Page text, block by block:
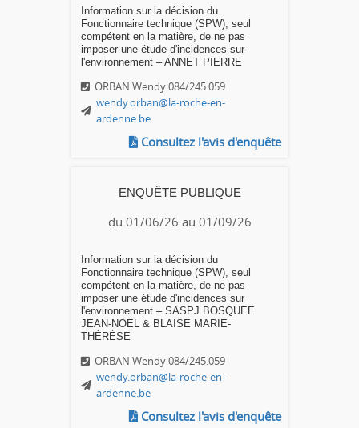
Information sur la décision du
Fonctionnaire technique (SPW), seul
compétent en la matière, de ne pas
imposer une étude d'incidences sur
l'environnement – ANNET PIERRE
ORBAN Wendy 084/245.059
wendy.orban@la-roche-en-
ardenne.be
Consultez l'avis d'enquête
ENQUÊTE PUBLIQUE
du 01/06/26 au 01/09/26
Information sur la décision du
Fonctionnaire technique (SPW), seul
compétent en la matière, de ne pas
imposer une étude d'incidences sur
l'environnement – SASPJ BOSQUEE
JEAN-NOËL & BLAISE MARIE-
THÉRÈSE
ORBAN Wendy 084/245.059
wendy.orban@la-roche-en-
ardenne.be
Consultez l'avis d'enquête